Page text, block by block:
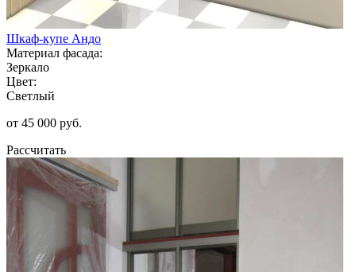
Шкаф-купе Андо
Материал фасада:
Зеркало
Цвет:
Светлый
от 45 000 руб.
Рассчитать